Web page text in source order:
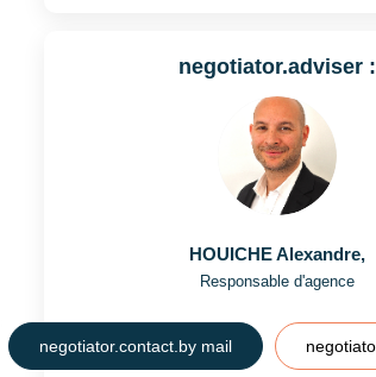
negotiator.adviser :
HOUICHE Alexandre,
Responsable d'agence
negotiator.contact.by mail